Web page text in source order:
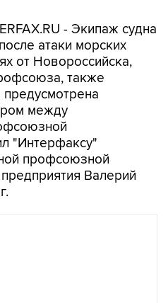
- Экипаж судна
атаки морских
от Новороссийска,
также
между
"Интерфаксу"
профсоюзной
Валерий